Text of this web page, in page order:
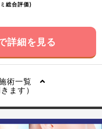
総合評価)
詳細を見る
術一覧
ます）